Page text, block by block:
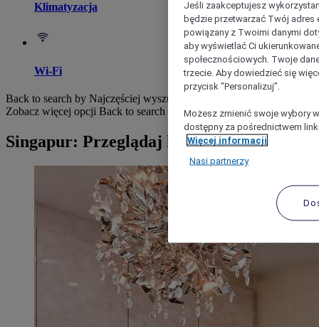
Klimatyzacja
Wi-Fi
Back to search by Najczęściej wyszukiwane
Zobacz więcej opcji Back to search by categories
Singapur: Przeglądaj hotele
Jeśli zaakceptujesz
będzie przetwarzać Twój adres
powiązany z Twoimi danymi
aby wyświetlać Ci
społecznościowych. Twoje
trzecie. Aby dowiedzieć się
przycisk "Personalizuj”.
Możesz zmienić swoje wybory
dostępny za pośrednictwem
Więcej informacji
Nasi partnerzy